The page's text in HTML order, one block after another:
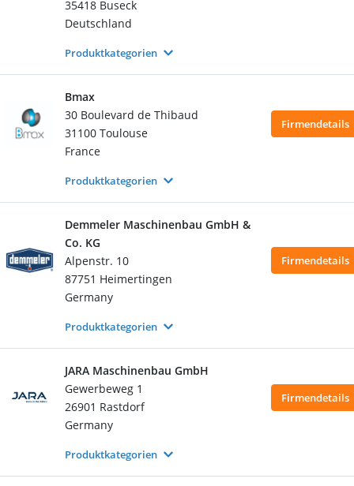
35418 Buseck
Deutschland
Produktkategorien
Bmax
30 Boulevard de Thibaud
31100 Toulouse
France
Firmendetails
Produktkategorien
Demmeler Maschinenbau GmbH &
Co. KG
Alpenstr. 10
87751 Heimertingen
Germany
Firmendetails
Produktkategorien
JARA Maschinenbau GmbH
Gewerbeweg 1
26901 Rastdorf
Germany
Firmendetails
Produktkategorien